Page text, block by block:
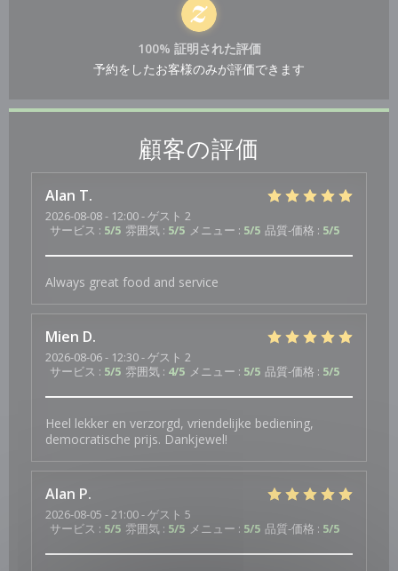
顧客の評価
Alan T
2026-08-08- 12:00 - ゲスト 2
サービス : 5/5 雰囲気 : 5/5 メニュー : 5/5 品質-価格 : 5/5
Always great food and service
Mien D
2026-08-06- 12:30 - ゲスト 2
サービス : 5/5 雰囲気 : 4/5 メニュー : 5/5 品質-価格 : 5/5
Heel lekker en verzorgd, vriendelijke bediening,
democratische prijs. Dankjewel!
Alan P
2026-08-05 - 21:00 - ゲスト 5
サービス : 5/5 雰囲気 : 5/5 メニュー : 5/5 品質-価格 : 5/5
100% 証明された評価
予約をしたお客様のみが評価できます